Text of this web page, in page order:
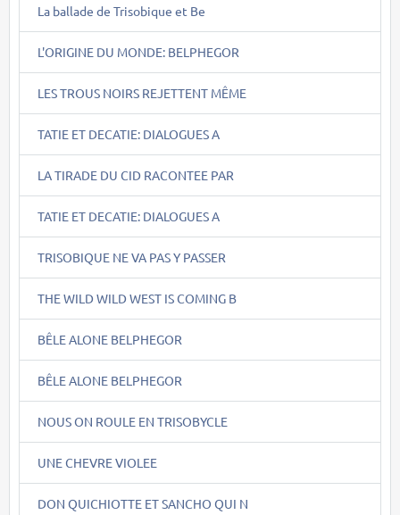
La ballade de Trisobique et Be
L'ORIGINE DU MONDE: BELPHEGOR
LES TROUS NOIRS REJETTENT MÊME
TATIE ET DECATIE: DIALOGUES A
LA TIRADE DU CID RACONTEE PAR
TATIE ET DECATIE: DIALOGUES A
TRISOBIQUE NE VA PAS Y PASSER
THE WILD WILD WEST IS COMING B
BÊLE ALONE BELPHEGOR
BÊLE ALONE BELPHEGOR
NOUS ON ROULE EN TRISOBYCLE
UNE CHEVRE VIOLEE
DON QUICHIOTTE ET SANCHO QUI N